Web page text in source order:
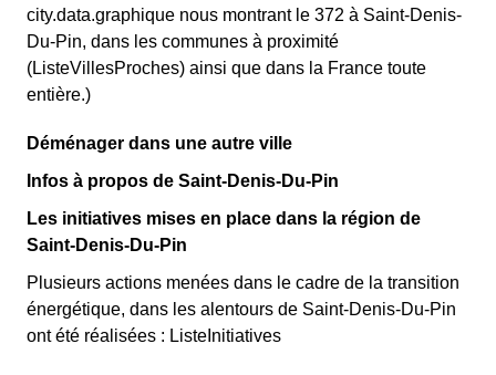
city.data.graphique nous montrant le 372 à Saint-Denis-
Du-Pin, dans les communes à proximité
(ListeVillesProches) ainsi que dans la France toute
entière.)
Déménager dans une autre ville
Infos à propos de Saint-Denis-Du-Pin
Les initiatives mises en place dans la région de
Saint-Denis-Du-Pin
Plusieurs actions menées dans le cadre de la transition
énergétique, dans les alentours de Saint-Denis-Du-Pin
ont été réalisées : ListeInitiatives